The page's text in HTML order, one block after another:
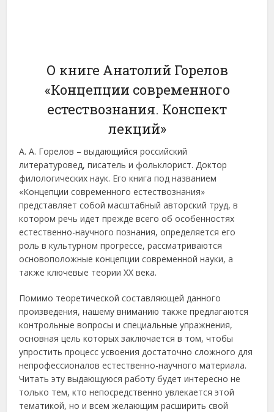
О книге Анатолий Горелов
«Концепции современного
естествознания. Конспект
лекций»
А. А. Горелов – выдающийся российский
литературовед, писатель и фольклорист. Доктор
филологических наук. Его книга под названием
«Концепции современного естествознания»
представляет собой масштабный авторский труд, в
котором речь идет прежде всего об особенностях
естественно-научного познания, определяется его
роль в культурном прогрессе, рассматриваются
основоположные концепции современной науки, а
также ключевые теории ХХ века.
Помимо теоретической составляющей данного
произведения, нашему вниманию также предлагаются
контрольные вопросы и специальные упражнения,
основная цель которых заключается в том, чтобы
упростить процесс усвоения достаточно сложного для
непрофессионалов естественно-научного материала.
Читать эту выдающуюся работу будет интересно не
только тем, кто непосредственно увлекается этой
тематикой, но и всем желающим расширить свой